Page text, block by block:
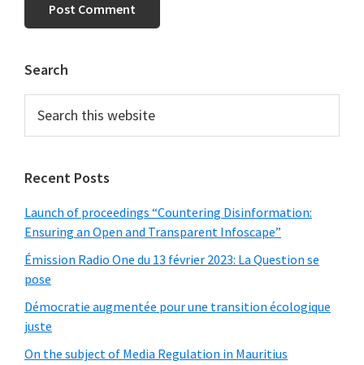
Primary
Sidebar
Search
this
website
Recent Posts
Launch of proceedings “Countering Disinformation:
Ensuring an Open and Transparent Infoscape”
Émission Radio One du 13 février 2023: La Question se
pose
Démocratie augmentée pour une transition écologique
juste
On the subject of Media Regulation in Mauritius